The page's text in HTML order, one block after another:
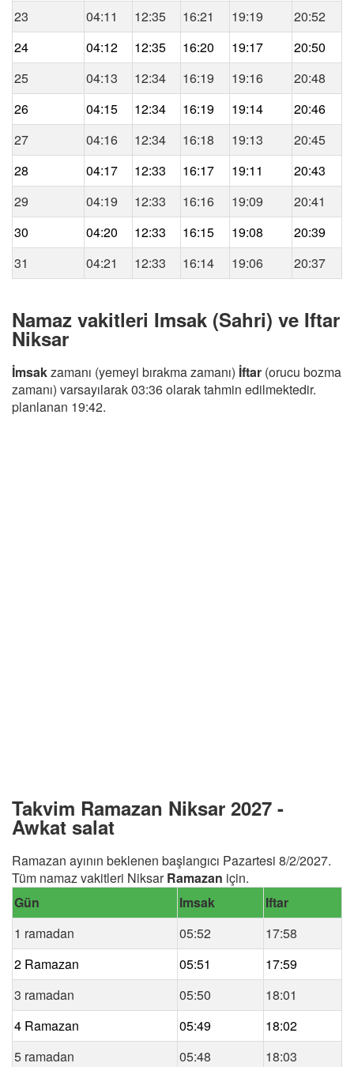
23 04:11 12:35 16:21 19:19
20:52
24
04:12 12:35 16:20 19:17
20:50
25
04:13 12:34 16:19 19:16
20:48
26
04:15 12:34 16:19 19:14
20:46
27
04:16 12:34 16:18 19:13
20:45
28
04:17 12:33 16:17 19:11
20:43
29
04:19 12:33 16:16 19:09
20:41
30
04:20 12:33 16:15 19:08
20:39
31
04:21 12:33 16:14 19:06 20:37
Namaz vakitleri Imsak (Sahri) ve Iftar
Niksar
İmsakzamanı (yemeyi bırakma zamanı) İftar (orucu bozma
zamanı) varsayılarak 03:36 olarak tahmin edilmektedir.
planlanan 19:42.
Takvim Ramazan Niksar 2027 -
Awkat salat
Ramazan ayının beklenen başlangıcı Pazartesi 8/2/2027.
Tüm namaz vakitleri NiksarRamazan için.
Gün
Imsak
Iftar
1 ramadan
05:52
17:58
2 Ramazan
05:51
17:59
3 ramadan
05:50
18:01
4 Ramazan
05:49
18:02
5 ramadan
05:48
18:03